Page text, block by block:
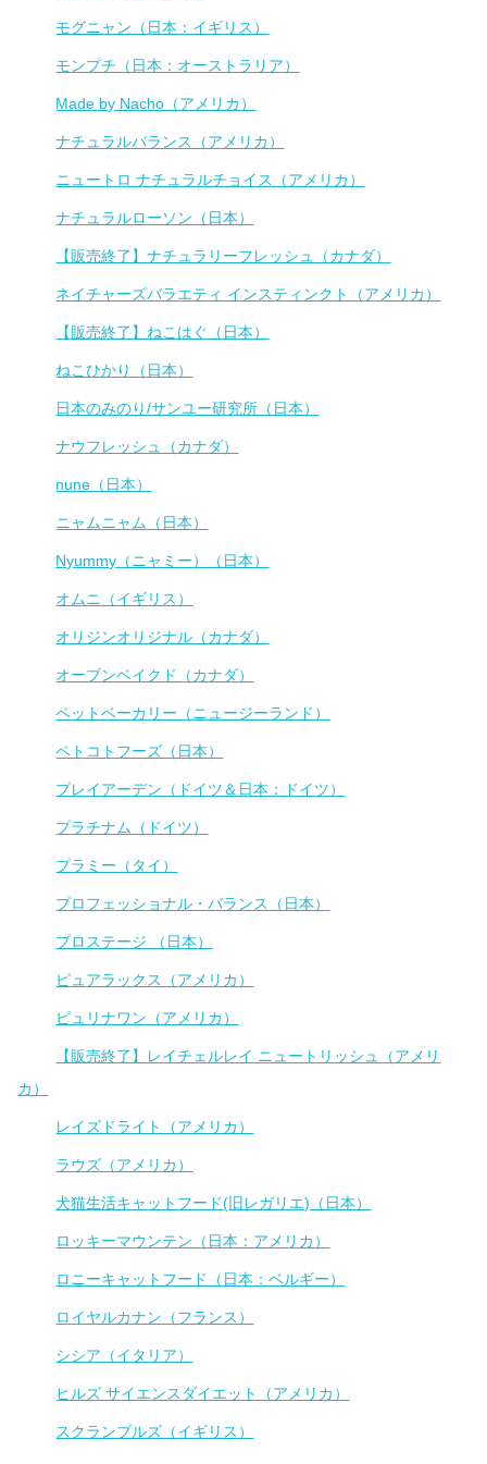
モグニャン（日本：イギリス）
モンプチ（日本：オーストラリア）
Made by Nacho（アメリカ）
ナチュラルバランス（アメリカ）
ニュートロ ナチュラルチョイス（アメリカ）
ナチュラルローソン（日本）
【販売終了】ナチュラリーフレッシュ（カナダ）
ネイチャーズバラエティ インスティンクト（アメリカ）
【販売終了】ねこはぐ（日本）
ねこひかり（日本）
日本のみのり/サンユー研究所（日本）
ナウフレッシュ（カナダ）
nune（日本）
ニャムニャム（日本）
Nyummy（ニャミー）（日本）
オムニ（イギリス）
オリジンオリジナル（カナダ）
オーブンベイクド（カナダ）
ペットベーカリー（ニュージーランド）
ペトコトフーズ（日本）
プレイアーデン（ドイツ＆日本：ドイツ）
プラチナム（ドイツ）
プラミー（タイ）
プロフェッショナル・バランス（日本）
プロステージ （日本）
ピュアラックス（アメリカ）
ピュリナワン（アメリカ）
【販売終了】レイチェルレイ ニュートリッシュ（アメリ
カ）
レイズドライト（アメリカ）
ラウズ（アメリカ）
犬猫生活キャットフード(旧レガリエ)（日本）
ロッキーマウンテン（日本：アメリカ）
ロニーキャットフード（日本：ベルギー）
ロイヤルカナン（フランス）
シシア（イタリア）
ヒルズ サイエンスダイエット（アメリカ）
スクランブルズ（イギリス）